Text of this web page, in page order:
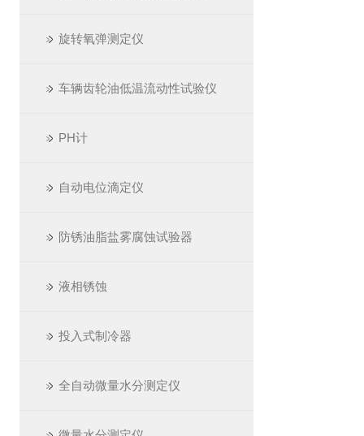
旋转氧弹测定仪
车辆齿轮油低温流动性试验仪
PH计
自动电位滴定仪
防锈油脂盐雾腐蚀试验器
液相锈蚀
投入式制冷器
全自动微量水分测定仪